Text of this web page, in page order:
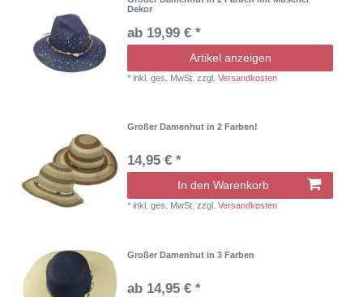
Dekor
ab 19,99 € *
Artikel anzeigen
*inkl. ges. MwSt. zzgl.Versandkosten
Großer Damenhut in 2 Farben!
14,95 € *
In den Warenkorb
*inkl. ges. MwSt. zzgl.Versandkosten
Großer Damenhut in 3 Farben
ab 14,95 € *